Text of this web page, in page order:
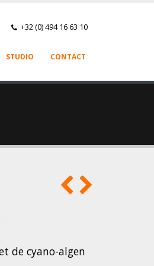
+32 (0) 494 16 63 10
STUDIO CONTACT
de cyano-algen